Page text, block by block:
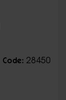
Code: 28450